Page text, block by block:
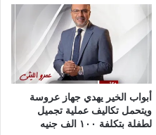
أبواب الخير يهدي جهاز عروسة
ويتحمل تكاليف عملية تجميل
لطفلة بتكلفة ١٠٠ الف جنيه